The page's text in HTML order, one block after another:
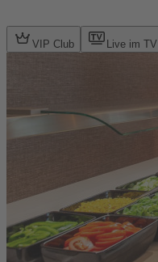
VIP Club Live im TV